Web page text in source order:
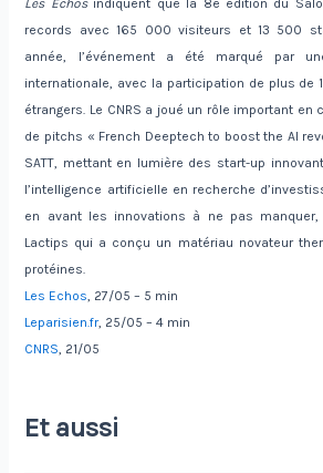
records avec 165 000 visiteurs et 13 500
année, l’événement a été marqué par
internationale, avec la participation de plus de
étrangers. Le CNRS a joué un rôle important
de pitchs « French Deeptech to boost the AI
SATT, mettant en lumière des start-up
l’intelligence artificielle en recherche
en avant les innovations à ne pas
Lactips qui a conçu un matériau novateur
protéines.
Les Echos , 27/05 – 5 min
Leparisien.fr, 25/05 – 4 min
CNRS , 21/05
Et aussi